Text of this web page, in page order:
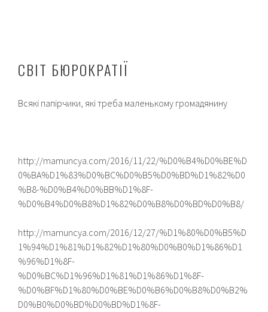
СВІТ БЮРОКРАТІЇ
Всякі папірчики, які треба маленькому громадянину
http://mamuncya.com/2016/11/22/%D0%B4%D0%BE%D
0%BA%D1%83%D0%BC%D0%B5%D0%BD%D1%82%D0
%B8-%D0%B4%D0%BB%D1%8F-
%D0%B4%D0%B8%D1%82%D0%B8%D0%BD%D0%B8/
http://mamuncya.com/2016/12/27/%D1%80%D0%B5%D
1%94%D1%81%D1%82%D1%80%D0%B0%D1%86%D1
%96%D1%8F-
%D0%BC%D1%96%D1%81%D1%86%D1%8F-
%D0%BF%D1%80%D0%BE%D0%B6%D0%B8%D0%B2%
D0%B0%D0%BD%D0%BD%D1%8F-